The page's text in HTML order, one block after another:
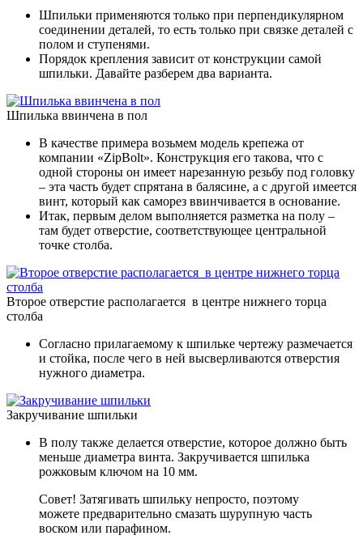
Шпильки применяются только при перпендикулярном
соединении деталей, то есть только при связке деталей с
полом и ступенями.
Порядок крепления зависит от конструкции самой
шпильки. Давайте разберем два варианта.
Шпилька ввинчена в пол
В качестве примера возьмем модель крепежа от
компании «ZipBolt». Конструкция его такова, что с
одной стороны он имеет нарезанную резьбу под головку
– эта часть будет спрятана в балясине, а с другой имеется
винт, который как саморез ввинчивается в основание.
Итак, первым делом выполняется разметка на полу –
там будет отверстие, соответствующее центральной
точке столба.
Второе отверстие располагается в центре нижнего торца
столба
Согласно прилагаемому к шпильке чертежу размечается
и стойка, после чего в ней высверливаются отверстия
нужного диаметра.
Закручивание шпильки
В полу также делается отверстие, которое должно быть
меньше диаметра винта. Закручивается шпилька
рожковым ключом на 10 мм.
Совет! Затягивать шпильку непросто, поэтому
можете предварительно смазать шурупную часть
воском или парафином.